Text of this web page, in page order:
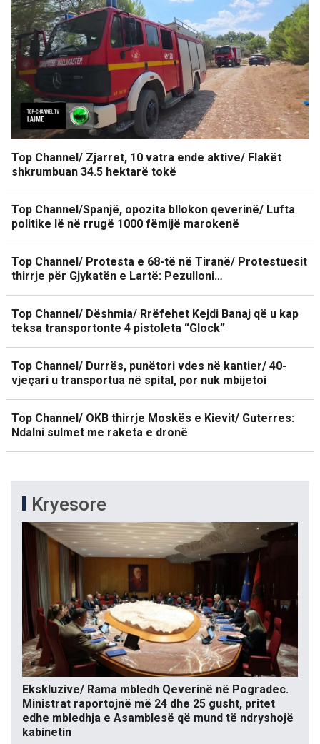
Top Channel/ Zjarret, 10 vatra ende aktive/ Flakët
shkrumbuan 34.5 hektarë tokë
Top Channel/Spanjë, opozita bllokon qeverinë/ Lufta
politike lë në rrugë 1000 fëmijë marokenë
Top Channel/ Protesta e 68-të në Tiranë/ Protestuesit
thirrje për Gjykatën e Lartë: Pezulloni…
Top Channel/ Dëshmia/ Rrëfehet Kejdi Banaj që u kap
teksa transportonte 4 pistoleta “Glock”
Top Channel/ Durrës, punëtori vdes në kantier/ 40-
vjeçari u transportua në spital, por nuk mbijetoi
Top Channel/ OKB thirrje Moskës e Kievit/ Guterres:
Ndalni sulmet me raketa e dronë
Kryesore
Ekskluzive/ Rama mbledh Qeverinë në Pogradec.
Ministrat raportojnë më 24 dhe 25 gusht, pritet
edhe mbledhja e Asamblesë që mund të ndryshojë
kabinetin